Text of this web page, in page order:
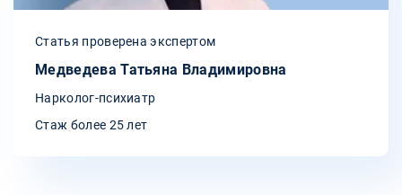
Статья проверена экспертом
Медведева Татьяна Владимировна
Нарколог-психиатр
Стаж более 25 лет